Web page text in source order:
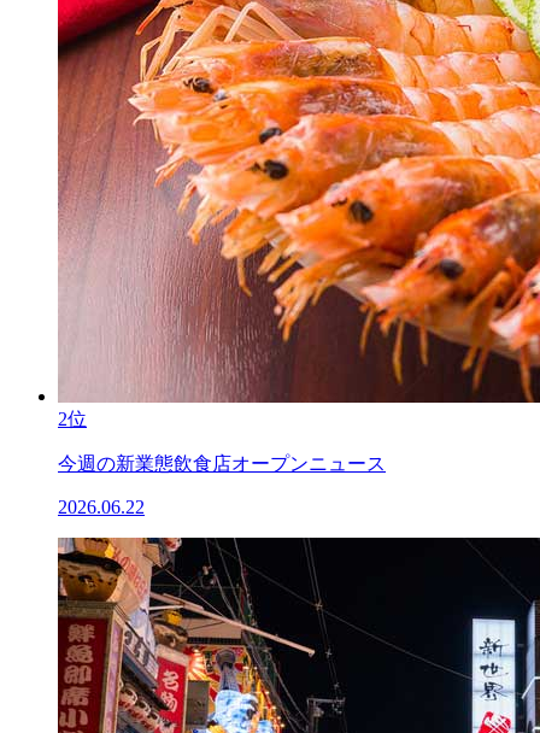
2位
今週の新業態飲食店オープンニュース
2026.06.22